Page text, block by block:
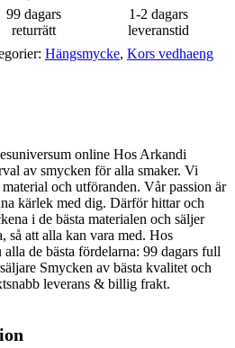
99 dagars
returrätt
1-2 dagars
leveranstid
Hängsmycke, Kors vedhaeng
online Hos Arkandi
av smycken för alla smaker. Vi
och utföranden. Vår passion är
kärlek med dig. Därför hittar och
i de bästa materialen och säljer
så att alla kan vara med. Hos
de bästa fördelarna: 99 dagars full
Smycken av bästa kvalitet och
leverans & billig frakt.